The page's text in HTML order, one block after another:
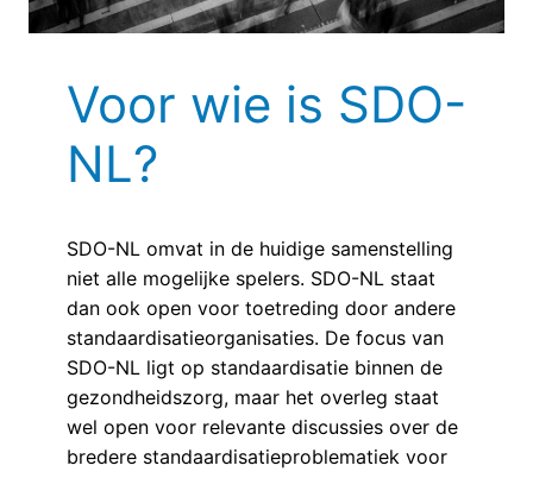
Voor wie is SDO-
NL?
SDO-NL omvat in de huidige samenstelling
niet alle mogelijke spelers. SDO-NL staat
dan ook open voor toetreding door andere
standaardisatieorganisaties. De focus van
SDO-NL ligt op standaardisatie binnen de
gezondheidszorg, maar het overleg staat
wel open voor relevante discussies over de
bredere standaardisatieproblematiek voor